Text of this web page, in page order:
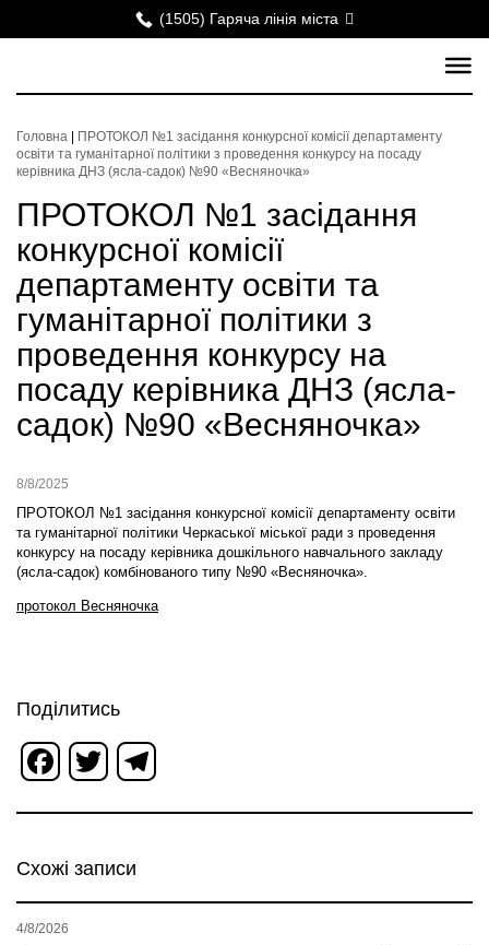
(1505) Гаряча лінія міста
Головна
ПРОТОКОЛ №1 засідання конкурсної комісії департаменту
освіти та гуманітарної політики з проведення конкурсу на посаду
керівника ДНЗ (ясла-садок) №90 «Весняночка»
ПРОТОКОЛ №1 засідання
конкурсної комісії
департаменту освіти та
гуманітарної політики з
проведення конкурсу на
посаду керівника ДНЗ (ясла-
садок) №90 «Весняночка»
8/8/2025
ПРОТОКОЛ №1 засідання конкурсної комісії департаменту освіти
та гуманітарної політики Черкаської міської ради з проведення
конкурсу на посаду керівника дошкільного навчального закладу
(ясла-садок) комбінованого типу №90 «Весняночка».
протокол Весняночка
Поділитись
Facebook
Twitter
Схожі записи
4/8/2026